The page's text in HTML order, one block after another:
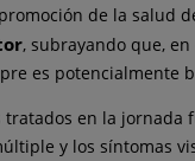
de la salud
, subrayando que,
es potencialmente
tratados en la jornada
y los síntomas